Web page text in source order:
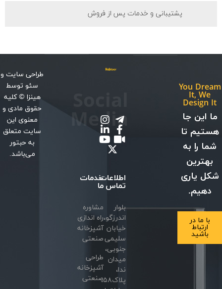
پشتیبانی و خدمات پس از فروش
You Dream
It, We
Design It
ما این جا
هستیم تا
شما را به
بهترین
شکل یاری
دهیم.
با ما در
ارتباط
باشید
اطلاعات
تماس
بلوار
اندرزگو،
خیابان
سلیمی
جنوبی،
میدان
ندا،
پلاک۵۸،
Media
خدمات
ما
مشاوره
راه اندازی
آشپزخانه
صنعتی
طراحی
آشپزخانه
صنعتی
طراحی سایتو
سئوتوسط
هینزا © کلیه
حقوق مادی و
معنوی این
سایت متعلق
به حبتور
می‌باشد.